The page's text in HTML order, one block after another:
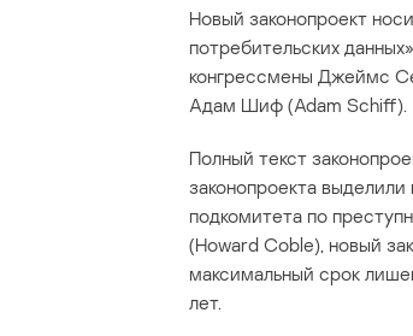
Новый законопроект
потребительских
конгрессмены Джеймс
Адам Шиф (Adam Schiff).
Полный текст
законопроекта
подкомитета по
(Howard Coble), новый
максимальный срок
лет.